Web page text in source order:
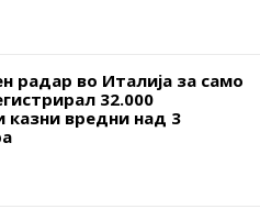
радар во Италија за само
32.000
казни вредни над 3